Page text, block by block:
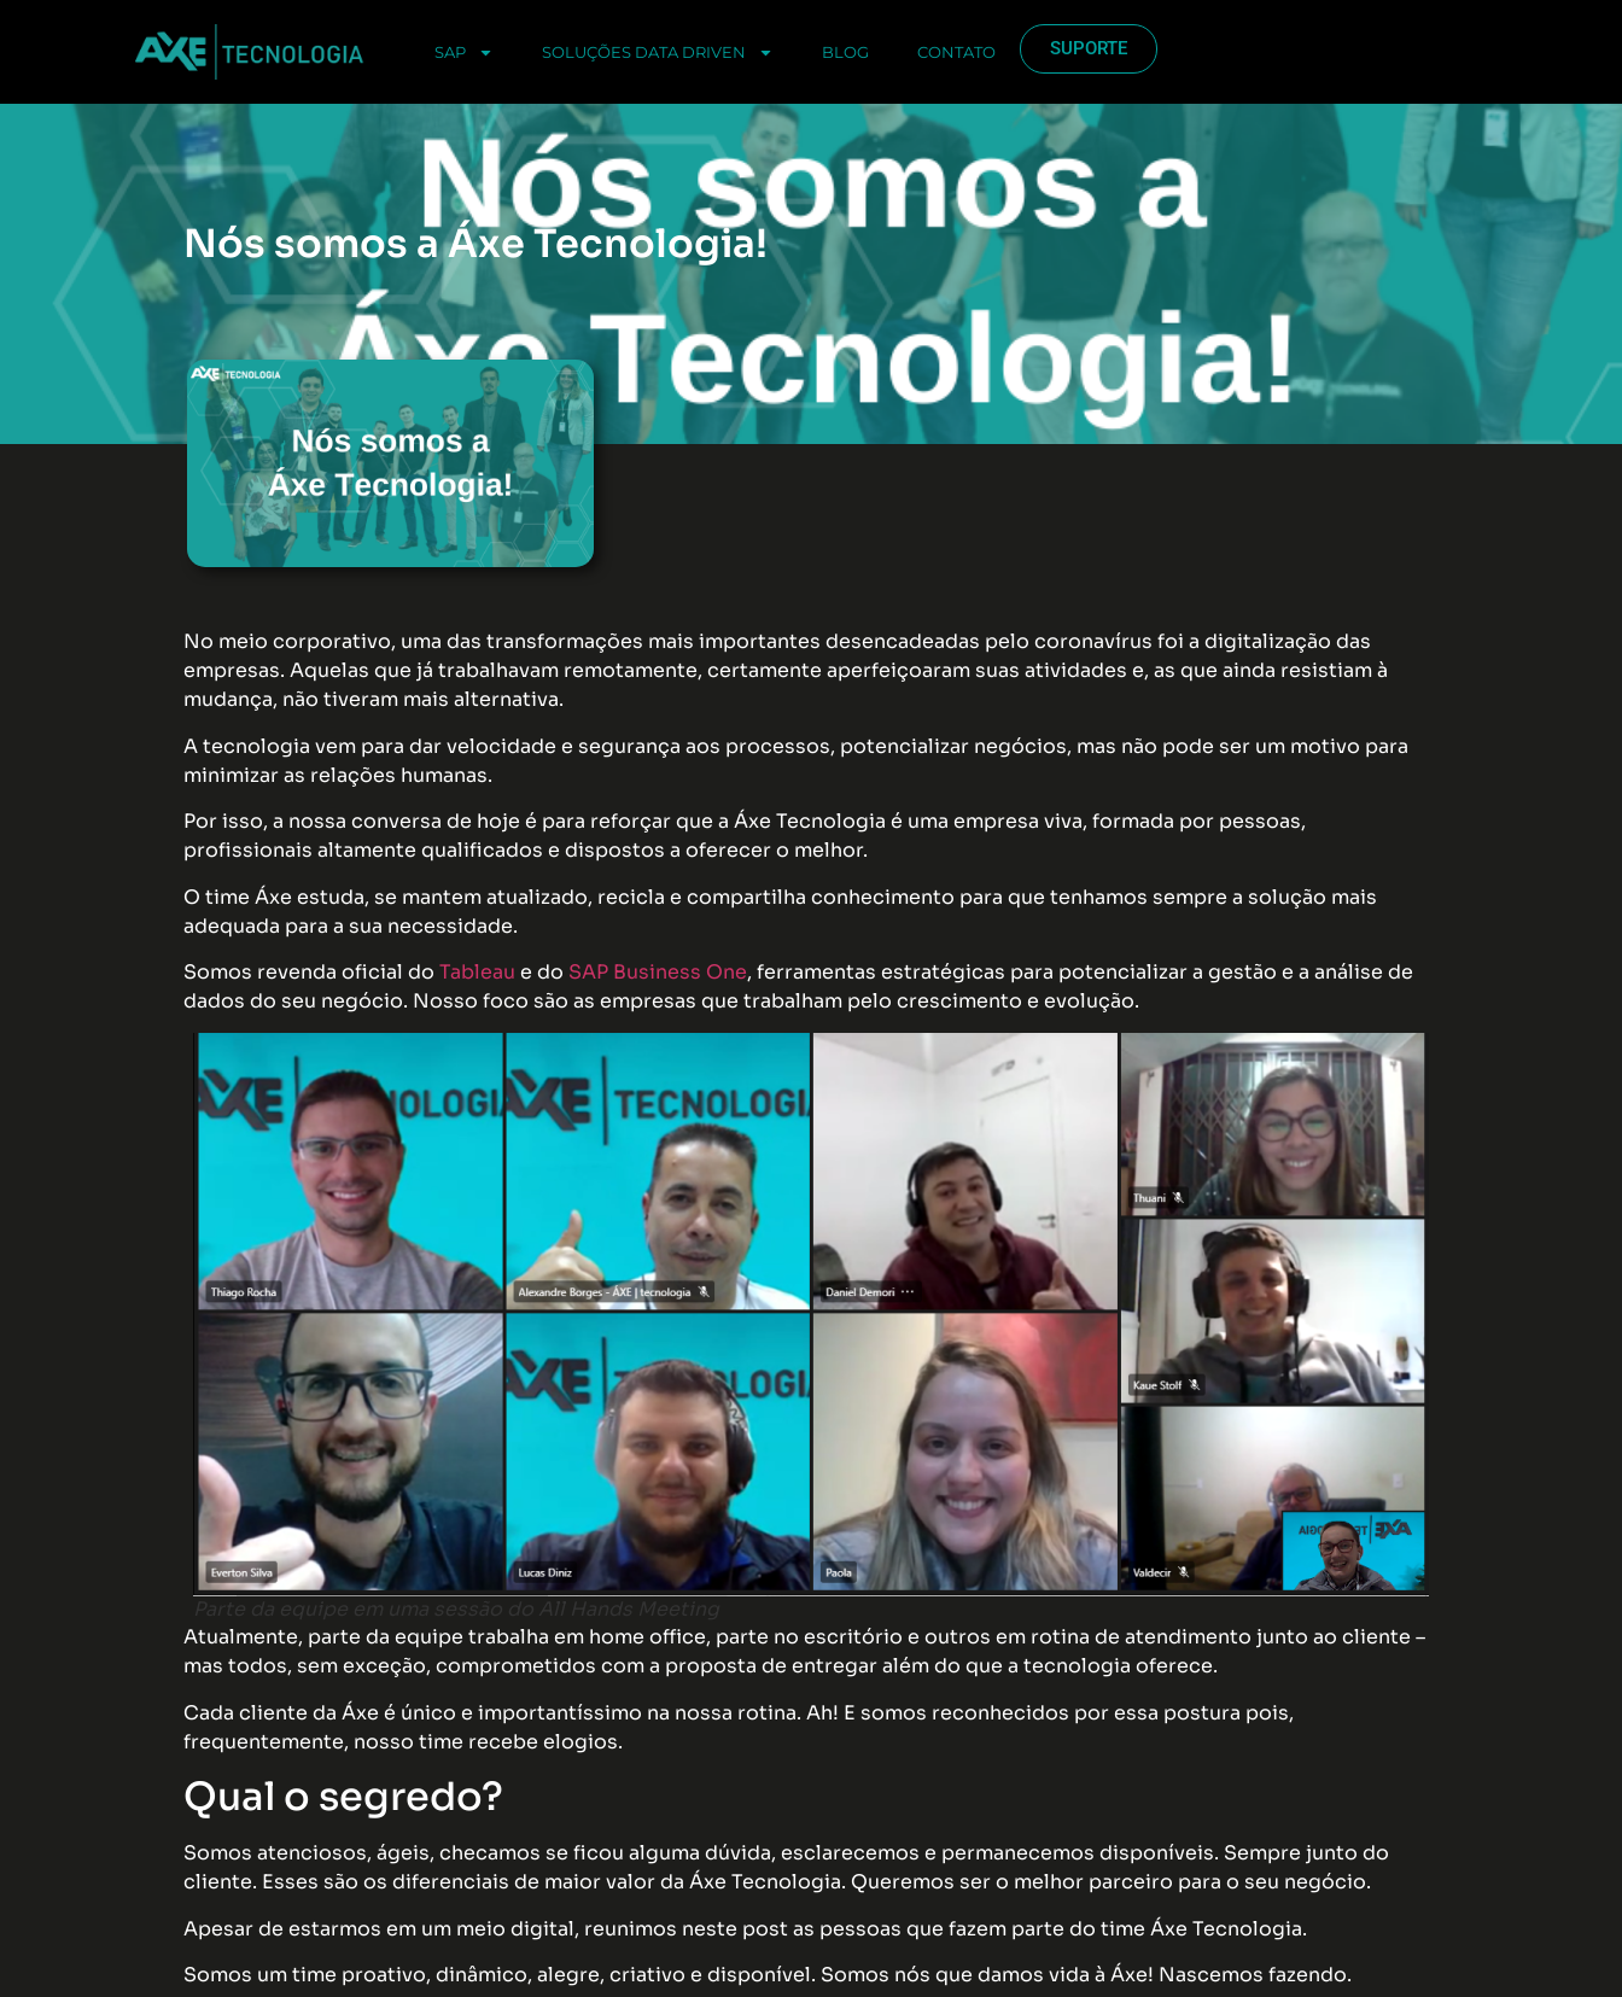
SAP SOLUÇÕES DATA DRIVEN BLOG CONTATO SUPORTE
Nós somos a Áxe Tecnologia!
No meio corporativo, uma das transformações mais importantes desencadeadas pelo coronavírus foi a digitalização das
empresas. Aquelas que já trabalhavam remotamente, certamente aperfeiçoaram suas atividades e, as que ainda resistiam à
mudança, não tiveram mais alternativa.
A tecnologia vem para dar velocidade e segurança aos processos, potencializar negócios, mas não pode ser um motivo para
minimizar as relações humanas.
Por isso, a nossa conversa de hoje é para reforçar que a Áxe Tecnologia é uma empresa viva, formada por pessoas,
profissionais altamente qualificados e dispostos a oferecer o melhor.
O time Áxe estuda, se mantem atualizado, recicla e compartilha conhecimento para que tenhamos sempre a solução mais
adequada para a sua necessidade.
Somos revenda oficial do Tableau e do SAP Business One, ferramentas estratégicas para potencializar a gestão e a análise de
dados do seu negócio. Nosso foco são as empresas que trabalham pelo crescimento e evolução.
Parte da equipe em uma sessão do All Hands Meeting
Atualmente, parte da equipe trabalha em home office, parte no escritório e outros em rotina de atendimento junto ao cliente –
mas todos, sem exceção, comprometidos com a proposta de entregar além do que a tecnologia oferece.
Cada cliente da Áxe é único e importantíssimo na nossa rotina. Ah! E somos reconhecidos por essa postura pois,
frequentemente, nosso time recebe elogios.
Qual o segredo?
Somos atenciosos, ágeis, checamos se ficou alguma dúvida, esclarecemos e permanecemos disponíveis. Sempre junto do
cliente. Esses são os diferenciais de maior valor da Áxe Tecnologia. Queremos ser o melhor parceiro para o seu negócio.
Apesar de estarmos em um meio digital, reunimos neste post as pessoas que fazem parte do time Áxe Tecnologia.
Somos um time proativo, dinâmico, alegre, criativo e disponível. Somos nós que damos vida à Áxe! Nascemos fazendo.